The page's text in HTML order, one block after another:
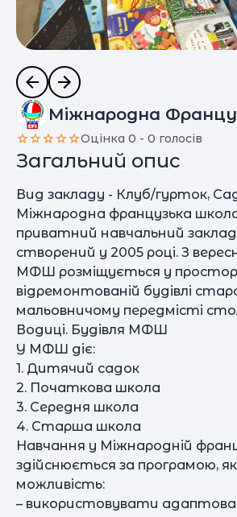
Міжнародна
Оцінка 0 - 0 голосів
Загальний опис
Вид закладу - Клуб/гурток,
Міжнародна французька
приватний навчальний
створений у 2005 році. З
МФШ розміщується у
відремонтованій будівлі
мальовничому передмісті
Водиці. Будівля МФШ
У МФШ діє:
1. Дитячий садок
2. Початкова школа
3. Середня школа
4. Старша школа
Навчання у Міжнародній
здійснюється за програмою,
можливість:
– використовувати